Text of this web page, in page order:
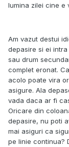
lumina zilei cine e
Am vazut destui
depasire si ei
sau drum
complet eronat.
acolo poate vira
asigure. Ala
vada daca ar fi
Oricare din
depasire, nu poti
mai asiguri ca
pe linie continua?